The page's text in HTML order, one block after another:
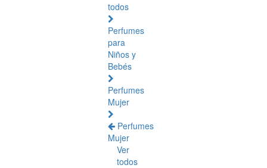
todos
Perfumes
para
Niños y
Bebés
Perfumes
Mujer
Perfumes
Mujer
Ver
todos